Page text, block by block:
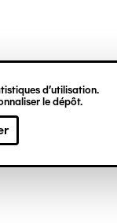
d’utilisation.
le dépôt.